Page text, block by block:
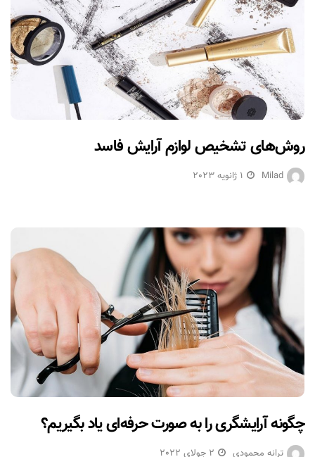
روش‌های تشخیص لوازم آرایش فاسد
Milad 1 ژانویه 2023
چگونه آرایشگری را به صورت حرفه‌ای یاد بگیریم؟
ترانه محمودی 2 جولای 2022